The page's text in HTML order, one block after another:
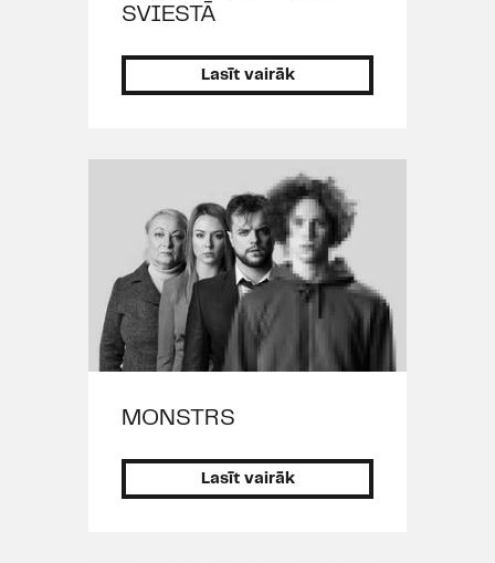
SVIESTĀ
Lasīt vairāk
MONSTRS
Lasīt vairāk